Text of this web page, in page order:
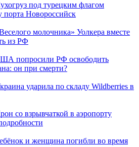
под турецким флагом
порта Новороссийск
молочника» Уолкера вместе
из РФ
попросили РФ освободить
он при смерти?
ударила по складу Wildberries в
со взрывчаткой в аэропорту
и женщина погибли во время